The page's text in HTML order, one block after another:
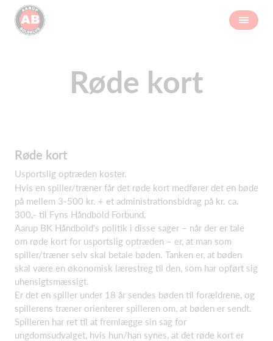
Røde kort
Røde kort
Usportslig optræden koster.
Hvis en spiller/træner får det røde kort medfører det en bøde
på mellem 3-500 kr. + et administrationsbidrag på kr. ca.
300,- til Fyns Håndbold Forbund.
Aarup BK Håndbold's politik i disse sager – når der er tale
om røde kort for usportslig optræden – er, at man som
spiller/træner selv skal betale bøden. Tanken er, at bøden
skal være en økonomisk lærestreg til den, som har opført sig
uhensigtsmæssigt.
Er det en spiller under 18 år sendes bøden til forældrene, og
spillerens træner orienterer spilleren om, at bøden er sendt.
Spilleren har ret til at fremlægge sin sag for
ungdomsudvalget, hvis hun/han synes, at det røde kort er